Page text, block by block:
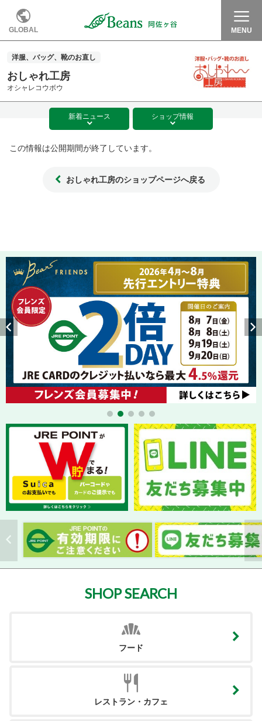
GLOBAL MENU
洋服、バッグ、靴のお直し
おしゃれ工房
オシャレコウボウ
新着ニュース ショップ情報
この情報は公開期間が終了しています。
おしゃれ工房のショップページへ戻る
SHOP SEARCH
フード
レストラン・カフェ